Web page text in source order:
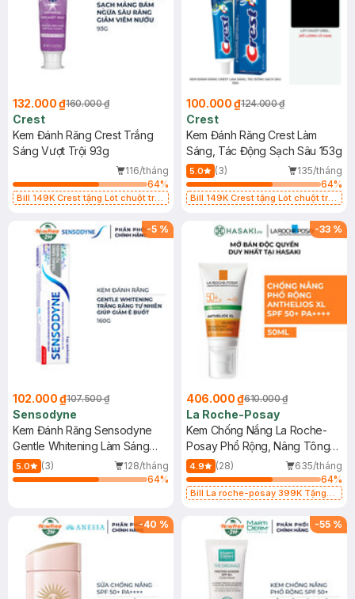
132.000 ₫160.000 ₫
Crest
Kem Đánh Răng Crest Trắng
Sáng Vượt Trội 93g
116/tháng
64%
Bill 149K Crest tặng Lót chuột trị
100.000 ₫124.000 ₫
Crest
Kem Đánh Răng Crest Làm
Sáng, Tác Động Sạch Sâu 153g
5.0 (3)
135/tháng
64%
Bill 149K Crest tặng Lót chuột trị
-5 %
102.000 ₫107.500 ₫
Sensodyne
Kem Đánh Răng Sensodyne
Gentle Whitening Làm Sáng
Răng 160g
5.0 (3)
128/tháng
64%
-33 %
406.000 ₫610.000 ₫
La Roche-Posay
Kem Chống Nắng La Roche-
Posay Phổ Rộng, Nâng Tông
Kiềm Dầu 50ml
4.9 (28)
635/tháng
64%
Bill La roche-posay 399K Tặng
(SL có hạn)
-40 % -55 %